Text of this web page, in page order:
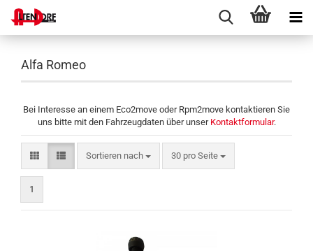
Alfa Romeo
Bei Interesse an einem Eco2move oder Rpm2move kontaktieren Sie
uns bitte mit den Fahrzeugdaten über unser Kontaktformular.
Sortieren nach
Sortieren nach 30 pro Seite
pro Seite
1